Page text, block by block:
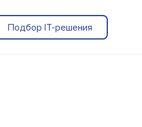
Подбор IT-решения